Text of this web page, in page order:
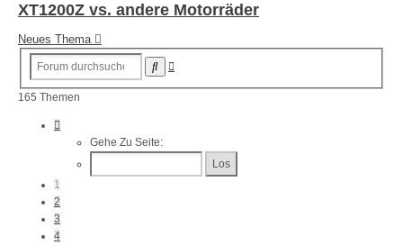
XT1200Z vs. andere Motorräder
Neues Thema
Suche
165 Themen
Gehe Zu Seite:
1
2
3
4